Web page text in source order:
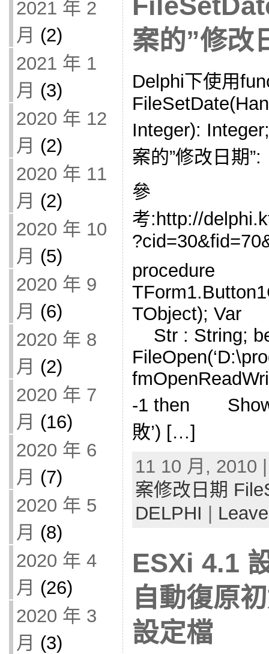
2021 年 2
月 (2)
2021 年 1
月 (3)
2020 年 12
月 (2)
2020 年 11
月 (2)
2020 年 10
月 (5)
2020 年 9
月 (6)
2020 年 8
月 (2)
2020 年 7
月 (16)
2020 年 6
月 (7)
2020 年 5
月 (8)
2020 年 4
月 (26)
2020 年 3
月 (3)
案的”修改
Delphi下使用
Integer):
案的”修改日期”:
參
考:http://
procedure
TObject); Var
Str : String;
-1 then
敗’) […]
11 10 月, 2010
案修改日期
DELPHI |
ESXi 4.1
自動復原
設定檔